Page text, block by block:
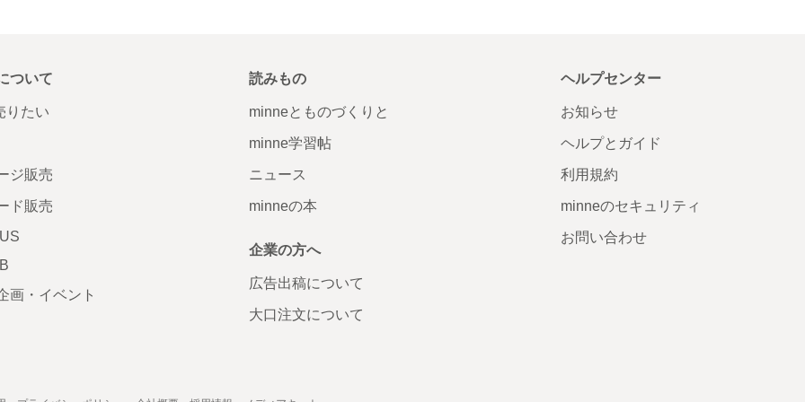
ついて
りたい
ジ販売
ド販売
画・イベント
読みもの
minneとものづくりと
minne学習帖
ニュース
minneの本
企業の方へ
広告出稿について
大口注文について
ヘルプセンター
お知らせ
ヘルプとガイド
利用規約
minneのセキュリティ
お問い合わせ